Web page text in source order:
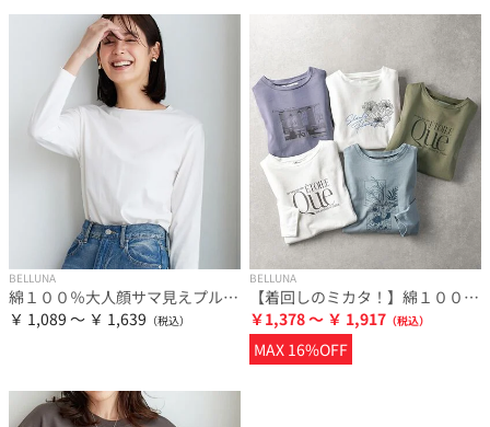
BELLUNA
綿１００％大人顔サマ見えプルオーバー
￥ 1,089 ～ ￥ 1,639
BELLUNA
【着回しのミカタ！】綿１００％大人顔サマ見えプリントロンＴ
￥1,378 ～ ￥ 1,917
MAX 16%OFF